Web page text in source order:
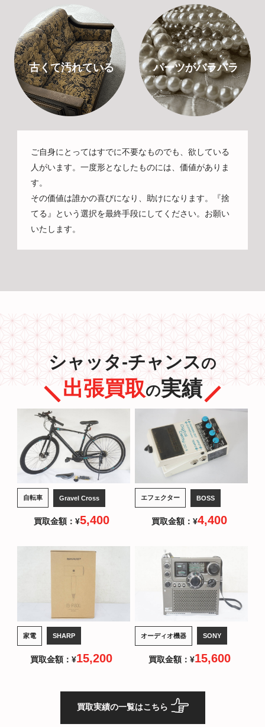
古くて汚れている パーツがバラバラ
ご自身にとってはすでに不要なものでも、欲している
人がいます。一度形となしたものには、価値がありま
す。
その価値は誰かの喜びになり、助けになります。『捨
てる』という選択を最終手段にしてください。お願い
いたします。
シャッタ-チャンスの
出張買取の実績
自転車 Gravel Cross
買取金額：¥5,400
エフェクター BOSS
買取金額：¥4,400
家電 SHARP
買取金額：¥15,200
オーディオ機器 SONY
買取金額：¥15,600
買取実績の一覧はこちら